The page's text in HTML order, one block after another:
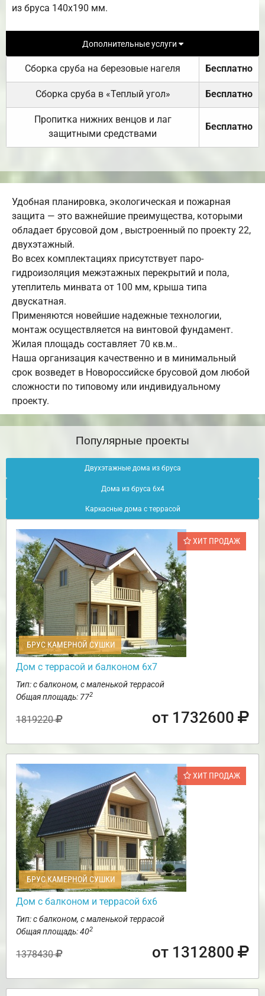
из бруса 140х190 мм.
Дополнительные услуги
Сборка сруба на березовые нагеля Бесплатно
Сборка сруба в «Теплый угол» Бесплатно
Пропитка нижних венцов и лаг
защитными средствами
Бесплатно
Удобная планировка, экологическая и пожарная
защита — это важнейшие преимущества, которыми
обладает брусовой дом , выстроенный по проекту 22,
двухэтажный.
Во всех комплектациях присутствует паро-
гидроизоляция межэтажных перекрытий и пола,
утеплитель минвата от 100 мм, крыша типа
двускатная.
Применяются новейшие надежные технологии,
монтаж осуществляется на винтовой фундамент.
Жилая площадь составляет 70 кв.м..
Наша организация качественно и в минимальный
срок возведет в Новороссийске брусовой дом любой
сложности по типовому или индивидуальному
проекту.
Популярные проекты
Двухэтажные дома из бруса
Дома из бруса 6х4
Каркасные дома с террасой
ХИТ ПРОДАЖ
БРУС КАМЕРНОЙ СУШКИ
Дом с террасой и балконом 6х7
Тип: с балконом, с маленькой террасой
Общая площадь: 772
1819220 от 1732600
ХИТ ПРОДАЖ
БРУС КАМЕРНОЙ СУШКИ
Дом с балконом и террасой 6х6
Тип: с балконом, с маленькой террасой
Общая площадь: 402
1378430 от 1312800